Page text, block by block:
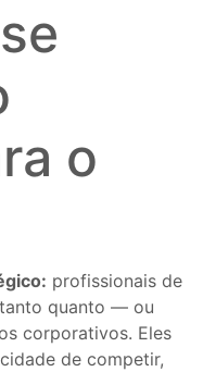
o
profissionais de
quanto — ou
corporativos. Eles
de competir,